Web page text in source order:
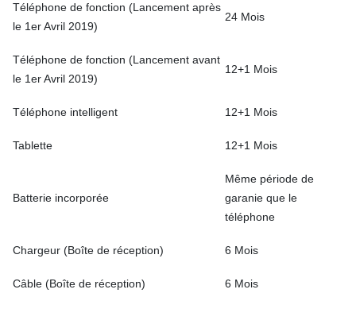
Téléphone de fonction (Lancement après
le 1er Avril 2019)
24 Mois
Téléphone de fonction (Lancement avant
le 1er Avril 2019)
12+1 Mois
Téléphone intelligent 12+1 Mois
Tablette 12+1 Mois
Batterie incorporée
Même période de
garanie que le
téléphone
Chargeur (Boîte de réception) 6 Mois
Câble (Boîte de réception) 6 Mois